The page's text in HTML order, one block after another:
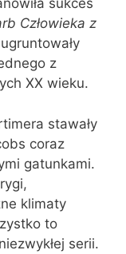
sukces
Człowieka z
z
XX wieku.
stawały
coraz
gatunkami.
klimaty
to
serii.